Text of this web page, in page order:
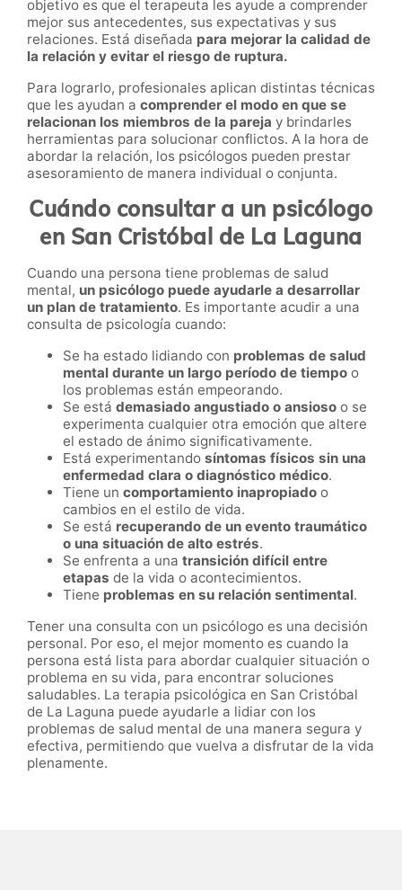
objetivo es que el terapeuta les ayude a comprender
mejor sus antecedentes, sus expectativas y sus
relaciones. Está diseñada para mejorar la calidad de
la relación y evitar el riesgo de ruptura.
Para lograrlo, profesionales aplican distintas técnicas
que les ayudan a comprender el modo en que se
relacionan los miembros de la pareja y brindarles
herramientas para solucionar conflictos. A la hora de
abordar la relación, los psicólogos pueden prestar
asesoramiento de manera individual o conjunta.
Cuándo consultar a un psicólogo
en San Cristóbal de La Laguna
Cuando una persona tiene problemas de salud
mental, un psicólogo puede ayudarle a desarrollar
un plan de tratamiento. Es importante acudir a una
consulta de psicología cuando:
Se ha estado lidiando con problemas de salud
mental durante un largo período de tiempo o
los problemas están empeorando.
Se está demasiado angustiado o ansioso o se
experimenta cualquier otra emoción que altere
el estado de ánimo significativamente.
Está experimentando síntomas físicos sin una
enfermedad clara o diagnóstico médico.
Tiene un comportamiento inapropiado o
cambios en el estilo de vida.
Se está recuperando de un evento traumático
o una situación de alto estrés.
Se enfrenta a una transición difícil entre
etapas de la vida o acontecimientos.
Tiene problemas en su relación sentimental.
Tener una consulta con un psicólogo es una decisión
personal. Por eso, el mejor momento es cuando la
persona está lista para abordar cualquier situación o
problema en su vida, para encontrar soluciones
saludables. La terapia psicológica en San Cristóbal
de La Laguna puede ayudarle a lidiar con los
problemas de salud mental de una manera segura y
efectiva, permitiendo que vuelva a disfrutar de la vida
plenamente.